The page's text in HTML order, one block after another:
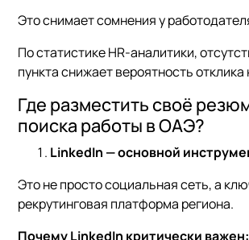
Это снимает сомнения у
По статистике HR-аналитики,
пункта снижает вероятность
Где разместить своё
поиска работы в ОАЭ?
LinkedIn — основной
Это не просто социальная сеть, а
рекрутинговая платформа региона.
Почему LinkedIn критически важен: